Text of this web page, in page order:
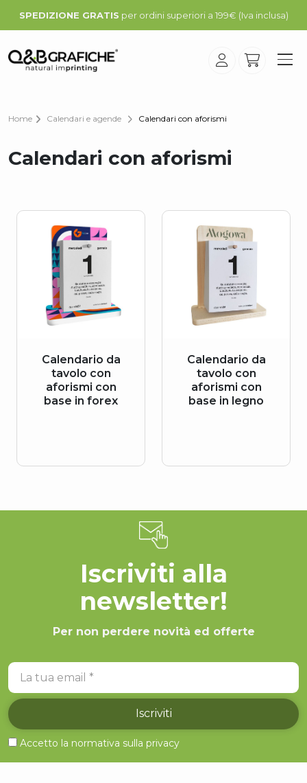
SPEDIZIONE GRATIS per ordini superiori a 199€ (Iva inclusa)
Home Calendari e agende Calendari con aforismi
Calendari con aforismi
Calendario da
tavolo con
aforismi con
base in forex
Calendario da
tavolo con
aforismi con
base in legno
Iscriviti alla
newsletter!
Per non perdere novità ed offerte
La tua email
Iscriviti
Accetto la normativa sulla privacy